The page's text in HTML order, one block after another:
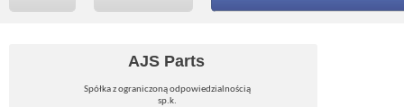
AJS Parts
Spółka z ograniczoną odpowiedzialnością
sp.k.